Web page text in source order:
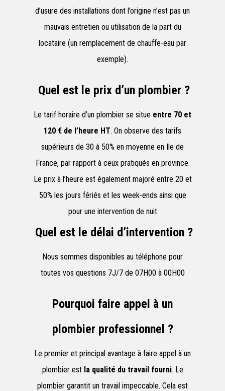
d’usure des installations dont l’origine n’est pas un
mauvais entretien ou utilisation de la part du
locataire (un remplacement de chauffe-eau par
exemple).
Quel est le prix d’un plombier ?
Le tarif horaire d’un plombier se situe entre 70 et
120 € de l’heure HT. On observe des tarifs
supérieurs de 30 à 50% en moyenne en Ile de
France, par rapport à ceux pratiqués en province.
Le prix à l’heure est également majoré entre 20 et
50% les jours fériés et les week-ends ainsi que
pour une intervention de nuit
Quel est le délai d’intervention ?
Nous sommes disponibles au téléphone pour
toutes vos questions 7J/7 de 07H00 à 00H00
Pourquoi faire appel à un
plombier professionnel ?
Le premier et principal avantage à faire appel à un
plombier est la qualité du travail fourni. Le
plombier garantit un travail impeccable. Cela est